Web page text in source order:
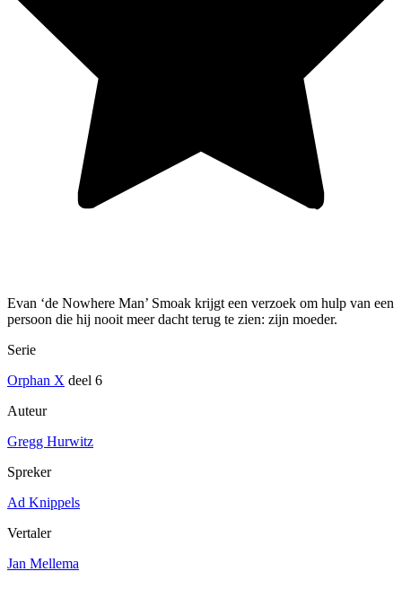
Evan ‘de Nowhere Man’ Smoak krijgt een verzoek om hulp van een
persoon die hij nooit meer dacht terug te zien: zijn moeder.
Serie
Orphan X deel 6
Auteur
Gregg Hurwitz
Spreker
Ad Knippels
Vertaler
Jan Mellema